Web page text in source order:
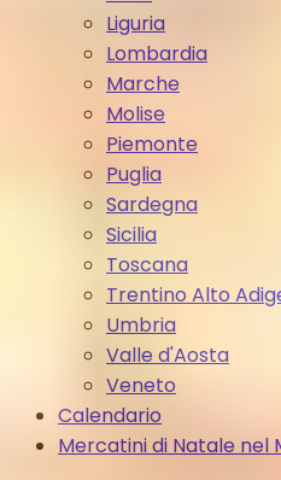
Liguria
Lombardia
Marche
Molise
Piemonte
Puglia
Sardegna
Sicilia
Toscana
Trentino Alto
Umbria
Valle d'Aosta
Veneto
Calendario
Mercatini di Natale nel